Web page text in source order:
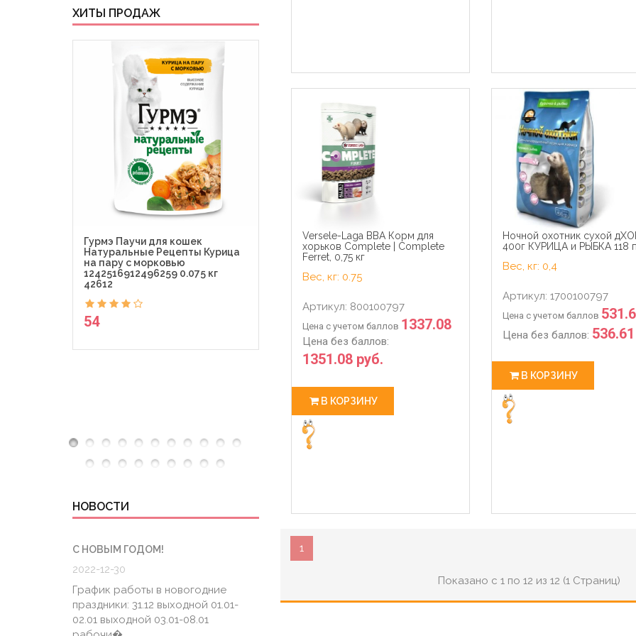
ХИТЫ ПРОДАЖ
Гурмэ Паучи для кошек
Натуральные Рецепты Курица
на пару с морковью
1242516912496259 0.075 кг
42612
54
Гурмэ Паучи для кошек Желе
Де-Люкс с курицей (Gourmet
Perl) 124250811243974212486926
0.075 кг 41525
54
Royal Canin паучи RC
соусе для
кошек 1-7лет (Sterilized)
40950008R040950008R1
102.48
НОВОСТИ
С НОВЫМ ГОДОМ!
2022-12-30
График работы в новогодние
праздники: 31.12 выходной 01.01-
02.01 выходной 03.01-08.01
ГРАФИК РАБОТЫ С 28.03 ПО 06.04
6.04 Колл-центр работает в
💥💥💥Магазин-склад Ждем
покупками для Ваших
Versele-Laga ВВА Корм для
хорьков Complete | Complete
Ferret, 0,75 кг
Вес, кг: 0.75
Артикул: 800100797
Цена с учетом баллов 1337.08
Цена без баллов:
1351.08 руб.
В КОРЗИНУ
Ночной охотник сухой
400г КУРИЦА и РЫБКА 118
Вес, кг: 0,4
Артикул: 1700100797
Цена с учетом баллов
Цена без баллов:
В КОРЗИНУ
1
Показано с 1 по 12 из 12 (1 Страниц)